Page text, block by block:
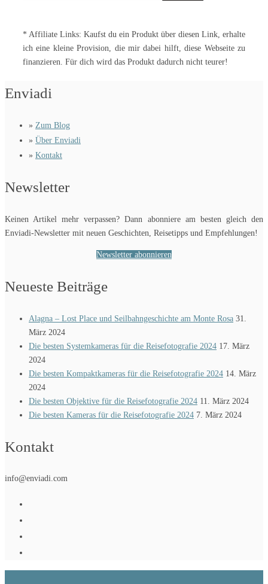
* Affiliate Links: Kaufst du ein Produkt über diesen Link, erhalte
ich eine kleine Provision, die mir dabei hilft, diese Webseite zu
finanzieren. Für dich wird das Produkt dadurch nicht teurer!
Enviadi
» Zum Blog
» Über Enviadi
» Kontakt
Newsletter
Keinen Artikel mehr verpassen? Dann abonniere am besten gleich den
Enviadi-Newsletter mit neuen Geschichten, Reisetipps und Empfehlungen!
Newsletter abonnieren
Neueste Beiträge
Alagna – Lost Place und Seilbahngeschichte am Monte Rosa 31.
März 2024
Die besten Systemkameras für die Reisefotografie 2024 17. März
2024
Die besten Kompaktkameras für die Reisefotografie 2024 14. März
2024
Die besten Objektive für die Reisefotografie 2024 11. März 2024
Die besten Kameras für die Reisefotografie 2024 7. März 2024
Kontakt
info@enviadi.com